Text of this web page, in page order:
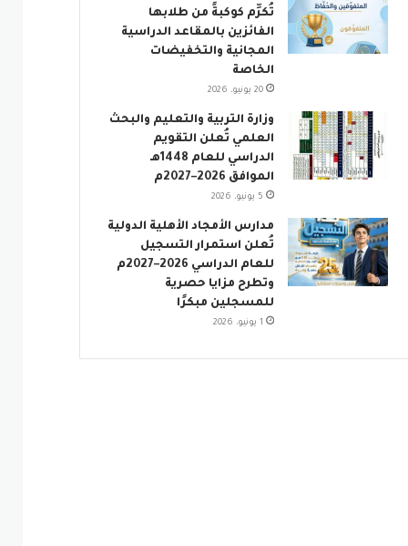
تُكرِّم كوكبةً من طلابها
الفائزين بالمقاعد الدراسية
المجانية والتخفيضات
الخاصة
20 يونيو، 2026
وزارة التربية والتعليم والبحث
العلمي تُعلن التقويم
الدراسي للعام 1448هـ
الموافق 2026–2027م
5 يونيو، 2026
مدارس الأمجاد الأهلية الدولية
تُعلن استمرار التسجيل
للعام الدراسي 2026–2027م
وتطرح مزايا حصرية
للمسجلين مبكرًا
1 يونيو، 2026